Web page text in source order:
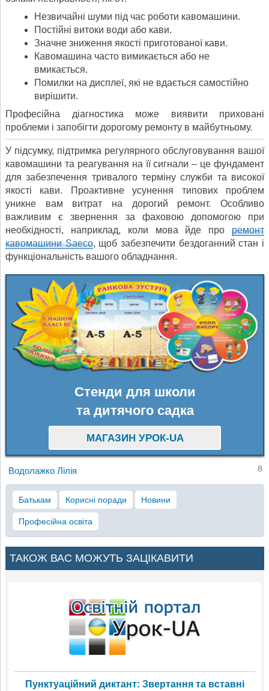
Незвичайні шуми під час роботи кавомашини.
Постійні витоки води або кави.
Значне зниження якості приготованої кави.
Кавомашина часто вимикається або не
вмикається.
Помилки на дисплеї, які не вдається самостійно
вирішити.
Професійна діагностика може виявити приховані
проблеми і запобігти дорогому ремонту в майбутньому.
У підсумку, підтримка регулярного обслуговування вашої
кавомашини та реагування на її сигнали – це фундамент
для забезпечення тривалого терміну служби та високої
якості кави. Проактивне усунення типових проблем
уникне вам витрат на дорогий ремонт. Особливо
важливим є звернення за фаховою допомогою при
необхідності, наприклад, коли мова йде про ремонт
кавомашини Saeco, щоб забезпечити бездоганний стан і
функціональність вашого обладнання.
Стенди для школи
та дитячого садка
МАГАЗИН УРОК-UA
Водолажко Лілія 8
Батькам Корисні поради Новини
Професійна освіта
ТАКОЖ ВАС МОЖУТЬ ЗАЦІКАВИТИ
Пунктуаційний диктант: Звертання та вставні